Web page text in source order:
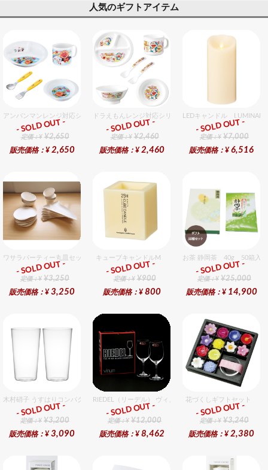
人気のギフトアイテム
アンパンマンレンジ対応シリーズセット セット販売商品です。
ギフト
定価：¥ ¥2,650
販売価格：¥ 2,650
- SOLD OUT -
ドラえもんレンジ対応シリーズセット セット販売商品です
ギフト
定価：¥ ¥2,460
販売価格：¥ 2,460
- SOLD OUT -
LEDキャンドル
ギフト
定価：¥ ¥7,000
販売価格：¥ 6,516
- SOLD OUT -
ワサラパーティー丸皿セット 4種6個入りセット
ギフト
定価：¥ ¥3,250
販売価格：¥ 3,250
- SOLD OUT -
キューブキャンドルM
ギフト
定価：¥ ¥900
販売価格：¥ 800
- SOLD OUT -
お茶 静岡茶 40g 50箱入セ
ギフト
定価：¥ ¥25,000
販売価格：¥ 14,900
- SOLD OUT -
木村硝子 うすはりコンパクト450cc タンブラーグラスギフトセット（2個入り）
ギフト
定価：¥ ¥3,200
販売価格：¥ 3,090
- SOLD OUT -
RIEDEL（リーデル） ヴィノム 15 キアンティ 2個入りセッ
ギフト
定価：¥ ¥12,000
販売価格：¥ 8,462
- SOLD OUT -
花づくしギフトセット
ギフト
定価：¥ ¥3,240
販売価格：¥ 2,380
- SOLD OUT -